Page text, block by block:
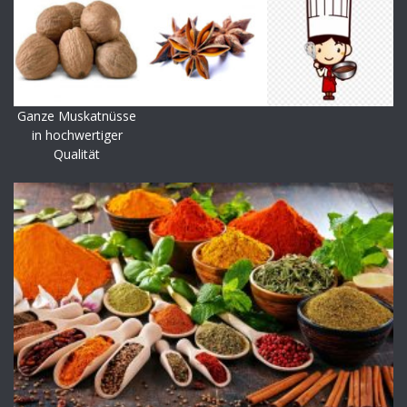
Ganze Muskatnüsse
in hochwertiger
Qualität